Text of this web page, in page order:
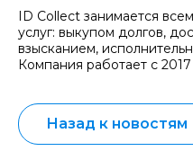
ID Collect занимается
услуг: выкупом долгов,
взысканием,
Компания работает с
Назад к новостям